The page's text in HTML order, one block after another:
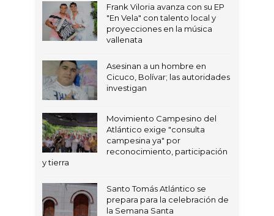
Frank Viloria avanza con su EP
"En Vela" con talento local y
proyecciones en la música
vallenata
Asesinan a un hombre en
Cicuco, Bolívar; las autoridades
investigan
Movimiento Campesino del
Atlántico exige "consulta
campesina ya" por
reconocimiento, participación
y tierra
Santo Tomás Atlántico se
prepara para la celebración de
la Semana Santa